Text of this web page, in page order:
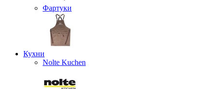
Фартуки
Кухни
Nolte Kuchen